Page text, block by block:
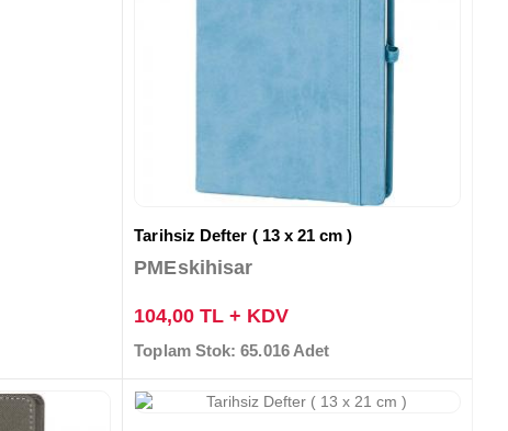
Tarihsiz Defter ( 13 x 21 cm )
PMEskihisar
104,00 TL + KDV
Toplam Stok: 65.016 Adet